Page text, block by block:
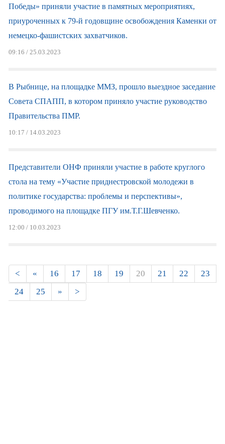
Победы» приняли участие в памятных мероприятиях,
приуроченных к 79-й годовщине освобождения Каменки от
немецко-фашистских захватчиков.
09:16 / 25.03.2023
В Рыбнице, на площадке ММЗ, прошло выездное заседание
Совета СПАПП, в котором приняло участие руководство
Правительства ПМР.
10:17 / 14.03.2023
Представители ОНФ приняли участие в работе круглого
стола на тему «Участие приднестровской молодежи в
политике государства: проблемы и перспективы»,
проводимого на площадке ПГУ им.Т.Г.Шевченко.
12:00 / 10.03.2023
< « 16 17 18 19 20 21 22
23
24
25 » >